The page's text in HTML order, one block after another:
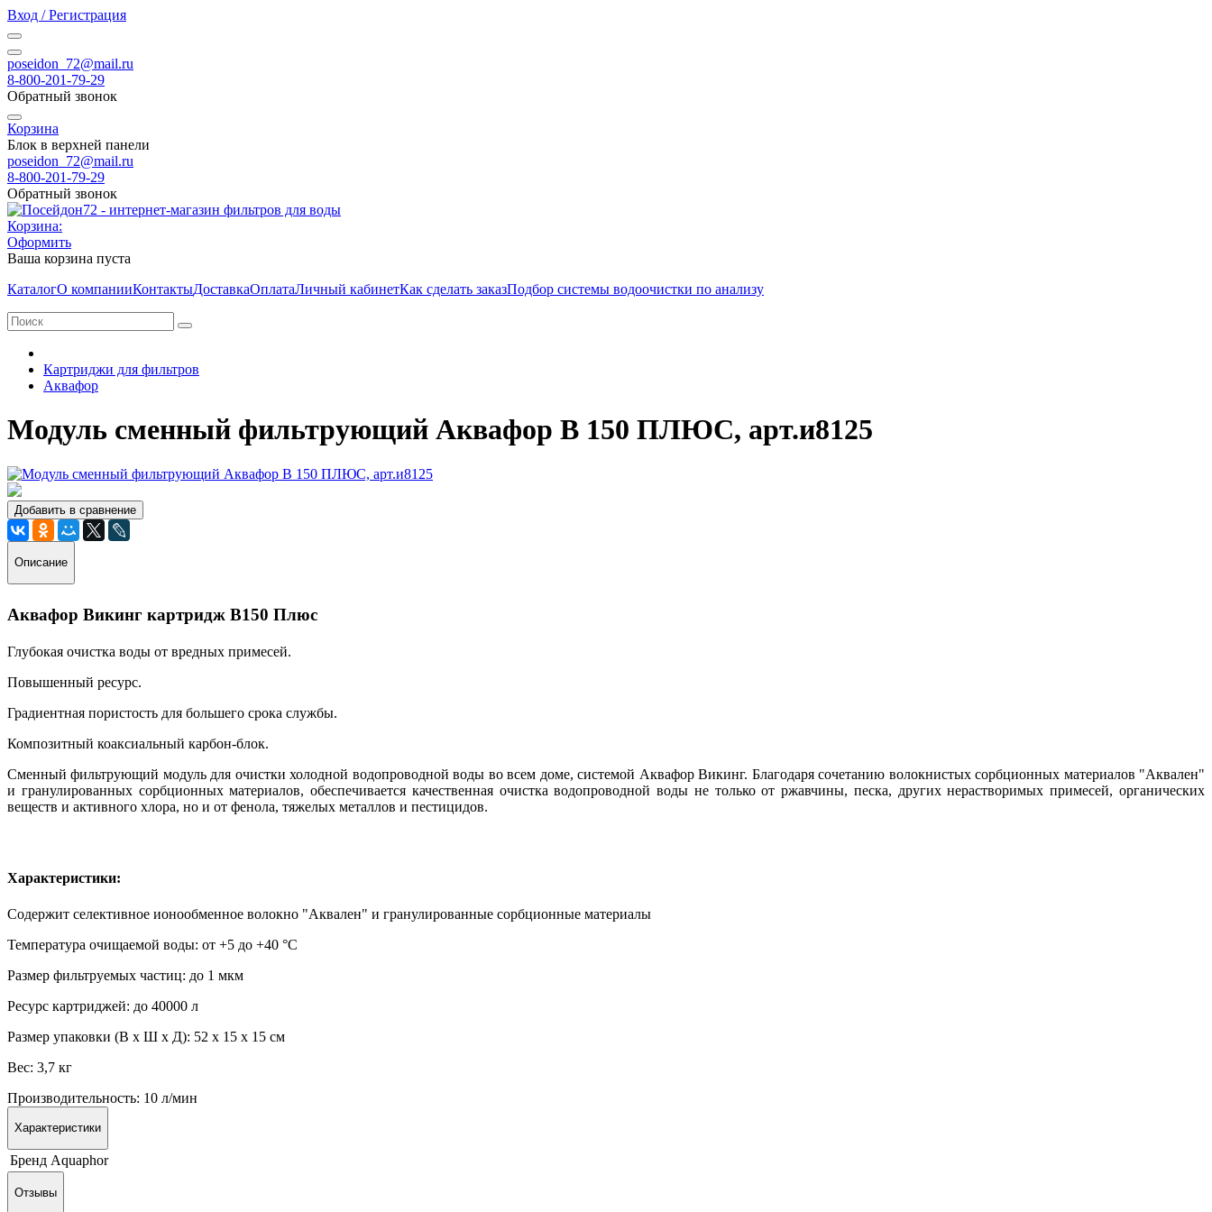
Вход / Регистрация
poseidon_72@mail.ru
8-800-201-79-29
Обратный звонок
Корзина
Блок в верхней панели
poseidon_72@mail.ru
8-800-201-79-29
Обратный звонок
Корзина:
Оформить
Ваша корзина пуста
КаталогО компанииКонтактыДоставкаОплатаЛичный кабинетКак сделать заказПодбор системы водоочистки по анализу
Картриджи для фильтров
Аквафор
Модуль сменный фильтрующий Аквафор В 150 ПЛЮС, арт.и8125
Добавить в сравнение
Описание
Аквафор Викинг картридж B150 Плюс
Глубокая очистка воды от вредных примесей.
Повышенный ресурс.
Градиентная пористость для большего срока службы.
Композитный коаксиальный карбон-блок.
Сменный фильтрующий модуль для очистки холодной водопроводной воды во всем доме, системой Аквафор Викинг. Благодаря сочетанию волокнистых сорбционных материалов "Аквален"
и гранулированных сорбционных материалов, обеспечивается качественная очистка водопроводной воды не только от ржавчины, песка, других нерастворимых примесей, органических
веществ и активного хлора, но и от фенола, тяжелых металлов и пестицидов.
Характеристики:
Содержит селективное ионообменное волокно "Аквален" и гранулированные сорбционные материалы
Температура очищаемой воды: от +5 до +40 °С
Размер фильтруемых частиц: до 1 мкм
Ресурс картриджей: до 40000 л
Размер упаковки (В х Ш х Д): 52 x 15 x 15 см
Вес: 3,7 кг
Производительность: 10 л/мин
Характеристики
Бренд Aquaphor
Отзывы